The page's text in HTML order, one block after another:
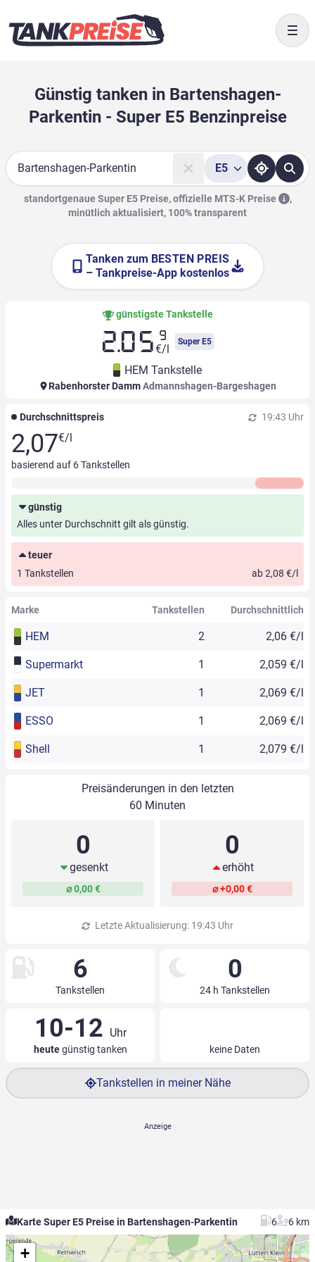
Günstig tanken in Bartenshagen-
Parkentin - Super E5 Benzinpreise
Suche
E5
standortgenaue Super E5 Preise, offizielle MTS-K Preise
,
minütlich aktualisiert, 100% transparent
Tanken zum BESTEN PREIS
– Tankpreise-App kostenlos
günstigste Tankstelle
2.05 9
€/l
Super E5
HEM Tankstelle
Rabenhorster DammAdmannshagen-Bargeshagen
Durchschnittspreis 19:43 Uhr
2,07€/l
basierend auf 6Tankstellen
günstig
Alles unter Durchschnitt gilt als günstig.
teuer
1 Tankstellen
ab 2,08 €/l
Marke Tankstellen Durchschnittlich
HEM 2 2,06 €/l
Supermarkt 1 2,059 €/l
JET 1 2,069 €/l
ESSO 1 2,069 €/l
Shell 1 2,079 €/l
Preisänderungen in den letzten
60 Minuten
0
gesenkt
⌀ 0,00 €
0
erhöht
⌀ +0,00 €
Letzte Aktualisierung: 19:43 Uhr
6
Tankstellen
0
24 h Tankstellen
10-12 Uhr
heutegünstig tanken keine Daten
Tankstellen in meiner Nähe
Karte Super E5 Preise in Bartenshagen-Parkentin 6 6 km
+